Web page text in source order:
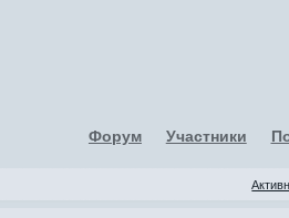
Форум Участники